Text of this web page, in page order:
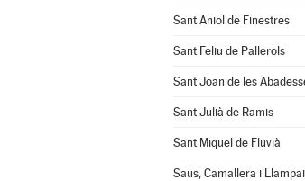
Sant Aniol de Finestres
Sant Feliu de Pallerols
Sant Joan de les
Sant Julià de Ramis
Sant Miquel de Fluvià
Saus, Camallera i